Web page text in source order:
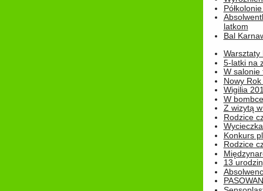
latkom
Bal
Warsztaty
5-latki na
W salonie
Nowy
Wigilia
W bombce
Z wizytą
Rodzice
Konkurs
Rodzice
13